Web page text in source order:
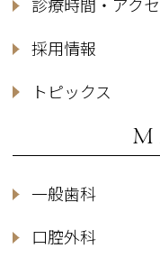
診療時間・アク
採用情報
トピックス
一般歯科
口腔外科